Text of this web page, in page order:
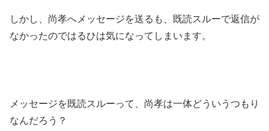
しかし、尚孝へメッセージを送るも、既読スルーで返信が
なかったのではるひは気になってしまいます。
メッセージを既読スルーって、尚孝は一体どういうつもり
なんだろう？